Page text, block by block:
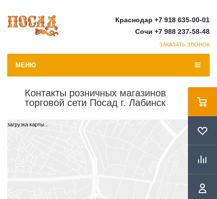
Краснодар +7 918 635-00-01
Сочи +7 988 237-58-48
ЗАКАЗАТЬ ЗВОНОК
МЕНЮ
Контакты розничных магазинов
торговой сети Посад г. Лабинск
загрузка карты...